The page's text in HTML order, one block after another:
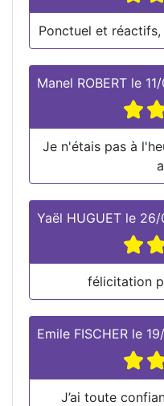
Ponctuel et
Manel ROBERT le
Je n'étais pas à
Yaël HUGUET le 26/
félicitation
Emile FISCHER le
J’ai toute